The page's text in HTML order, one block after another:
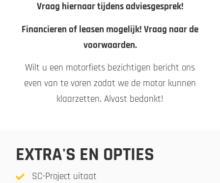
Vraag hiernaar tijdens adviesgesprek!
Financieren of leasen mogelijk! Vraag naar de
voorwaarden.
Wilt u een motorfiets bezichtigen bericht ons
even van te voren zodat we de motor kunnen
klaarzetten. Alvast bedankt!
EXTRA'S EN OPTIES
SC-Project uitaat